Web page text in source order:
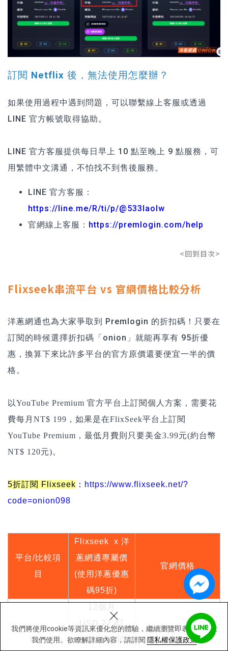
我們將使用cookie等資訊來優化您的體驗，繼續瀏覽即表示您同意
我們使用。欲瞭解詳細內容，請詳閱 隱私權保護政策
×
訂閱 Netflix 後，無法使用怎麼辦？
如果使用過程中遇到問題，可以聯繫線上客服或透過
LINE 官方帳號取得協助。
LINE 官方客服提供每日早上 10 點至晚上 9 點服務，可
用繁體中文溝通，不怕找不到售後服務。
LINE 官方客服：
https://line.me/R/ti/p/@533laolw
官網線上客服： https://premlogin.com/help
<回到目次>
Flixseek串流平台 vs 官網價格比較分析
洋蔥網通也為大家爭取到 Premlogin 的折扣碼！只要在
訂閱的時候選擇折扣碼「onion」就能再享有 95折優
惠，換算下來比許多平台的官方原價還要便宜一半的價
格。
以YouTube Premium 官方平台上訂閱個人方案，需要花
費每月NT$ 199，如果是在FlixSeek平台上訂閱
YouTube Premium，最低月費則只要美金3.99元(約台幣
NT$ 120元)。
5折訂閱 Flixseek ： https://www.flixseek.net/?
code=onion098
平台/比較項
目
Flixseek x 洋
蔥網通專屬價
(使用洋蔥優惠
碼95折)
官網價格
12 個月
USD 27.47
（約台幣$860）